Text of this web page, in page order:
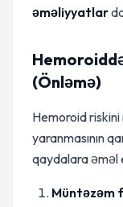
əməliyyatlar
(Önləmə)
Hemoroid
yaranmasının
qaydalara əməl
Müntəzəm